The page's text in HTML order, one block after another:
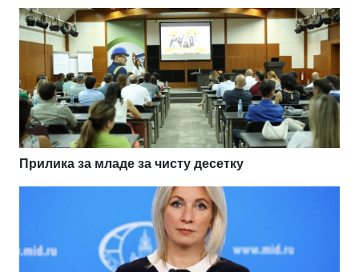
Прилика за младе за чисту десетку